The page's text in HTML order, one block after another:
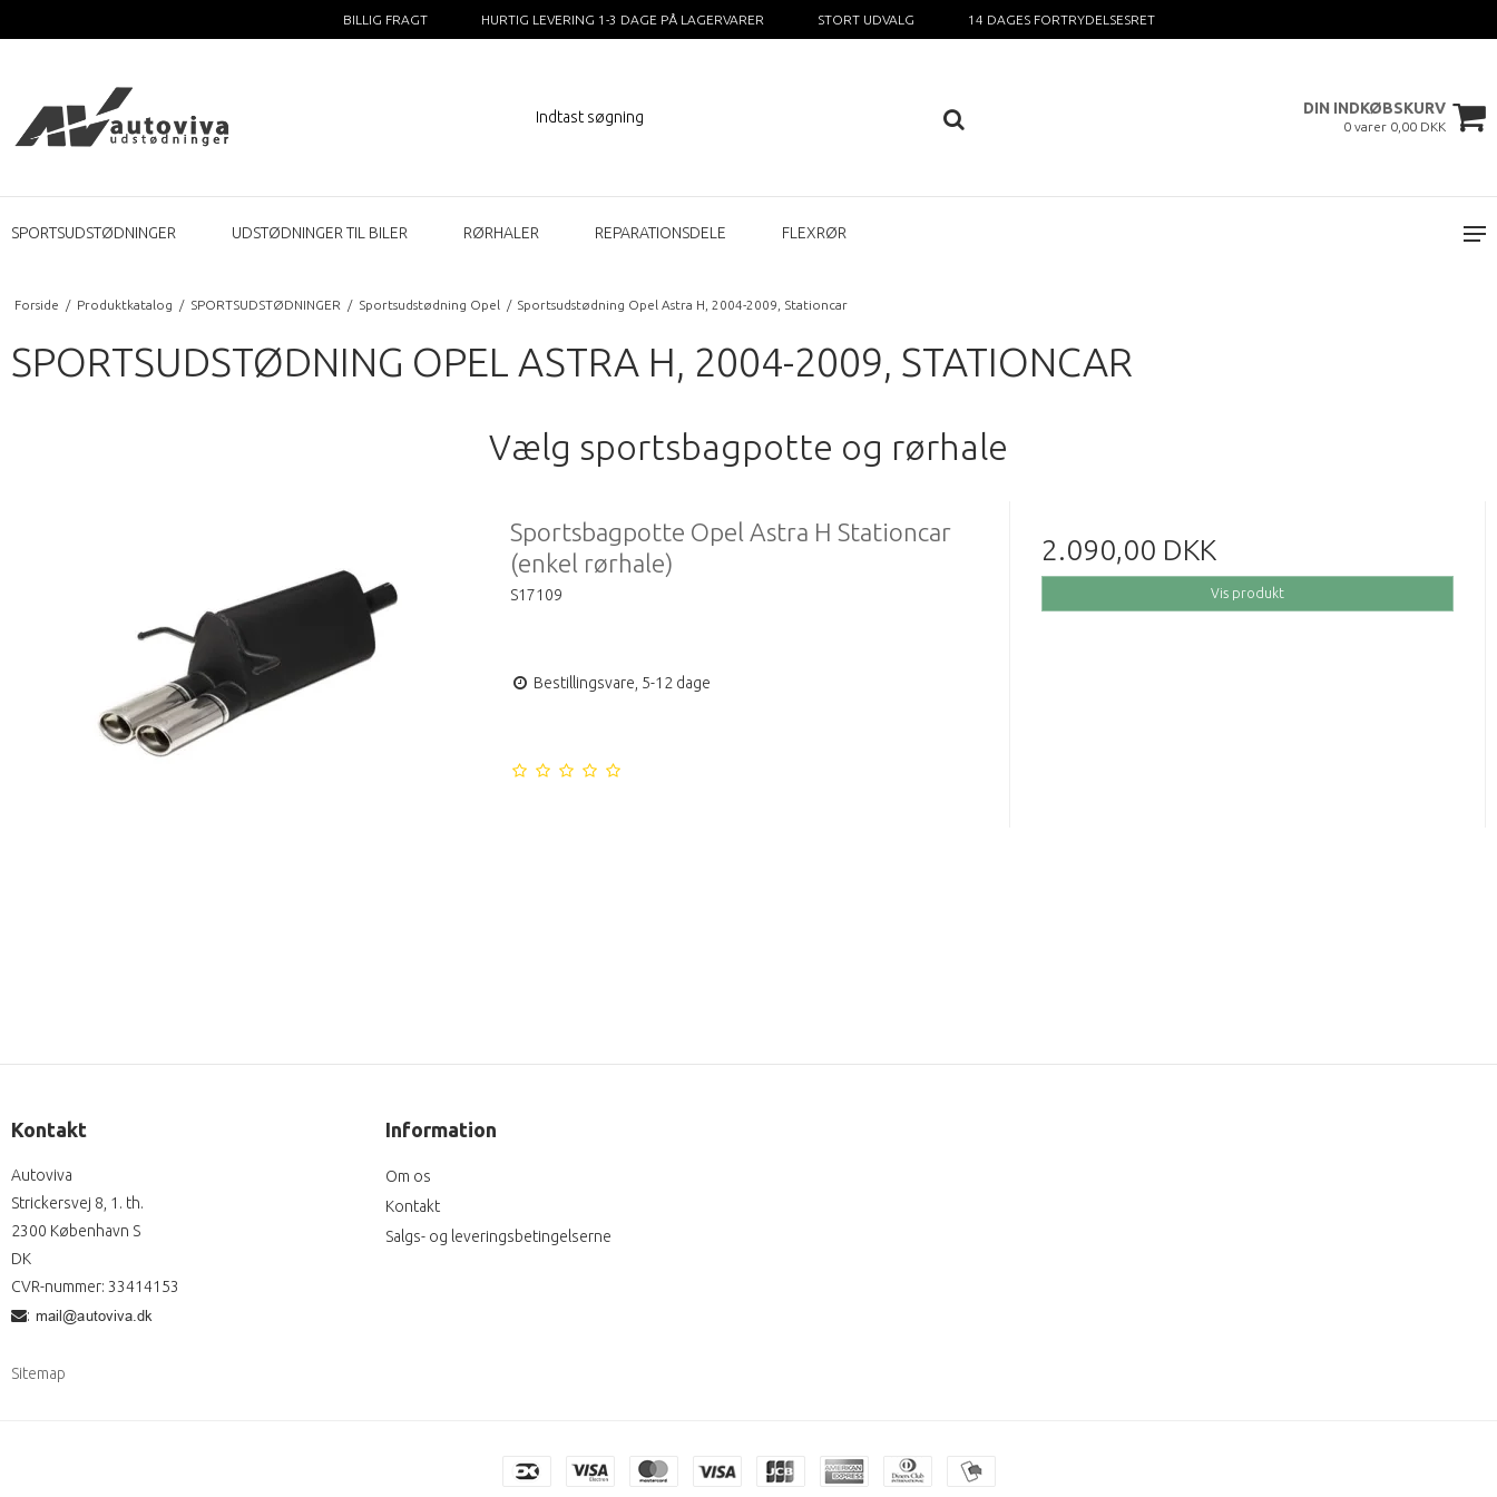
BILLIG FRAGT HURTIG LEVERING 1-3 DAGE PÅ LAGERVARER STORT UDVALG 14 DAGES FORTRYDELSESRET
DIN INDKØBSKURV
0 varer 0,00 DKK
SPORTSUDSTØDNINGER UDSTØDNINGER TIL BILER RØRHALER REPARATIONSDELE FLEXRØR
Forside / Produktkatalog / SPORTSUDSTØDNINGER / Sportsudstødning Opel / Sportsudstødning Opel Astra H, 2004-2009, Stationcar
SPORTSUDSTØDNING OPEL ASTRA H, 2004-2009, STATIONCAR
Vælg sportsbagpotte og rørhale
Sportsbagpotte Opel Astra H Stationcar
(enkel rørhale)
S17109
Bestillingsvare, 5-12 dage
2.090,00 DKK
Vis produkt
Kontakt
Autoviva
Strickersvej 8, 1. th.
2300 København S
DK
CVR-nummer: 33414153
:
Sitemap
Information
Om os
Kontakt
Salgs- og leveringsbetingelserne